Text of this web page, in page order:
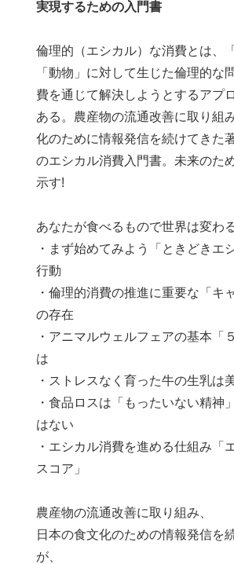
実現するための入門書
倫理的（エシカル）な消費とは、
「動物」に対して生じた倫理的な
費を通じて解決しようとするアプ
ある。農産物の流通改善に取り組
化のために情報発信を続けてきた
のエシカル消費入門書。未来のた
示す!
あなたが食べるもので世界は変わ
・まず始めてみよう「ときどきエ
行動
・倫理的消費の推進に重要な「キ
の存在
・アニマルウェルフェアの基本「
は
・ストレスなく育った牛の生乳は
・食品ロスは「もったいない精神
はない
・エシカル消費を進める仕組み「
スコア」
農産物の流通改善に取り組み、
日本の食文化のための情報発信を
が、